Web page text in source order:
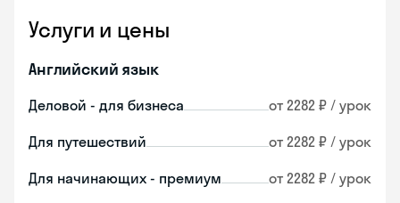
Услуги и цены
Английский язык
Деловой - для бизнеса от 2282 ₽ / урок
Для путешествий от 2282 ₽ / урок
Для начинающих - премиум от 2282 ₽ / урок